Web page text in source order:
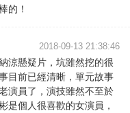
的！
2018-09-13 21:38:46
涼懸疑片，坑雖然挖的很
目前已經清晰，單元故事
演員了，演技雖然不至於
是個人很喜歡的女演員，